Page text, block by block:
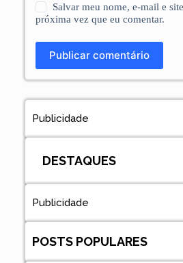
Salvar meu nome, e-mail e
próxima vez que eu comentar.
Publicar comentário
Publicidade
DESTAQUES
Publicidade
POSTS POPULARES